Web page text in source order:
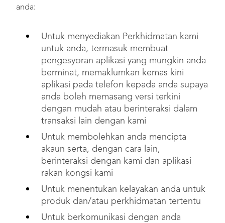
anda:
Untuk menyediakan Perkhidmatan kami
untuk anda, termasuk membuat
pengesyoran aplikasi yang mungkin anda
berminat, memaklumkan kemas kini
aplikasi pada telefon kepada anda supaya
anda boleh memasang versi terkini
dengan mudah atau berinteraksi dalam
transaksi lain dengan kami
Untuk membolehkan anda mencipta
akaun serta, dengan cara lain,
berinteraksi dengan kami dan aplikasi
rakan kongsi kami
Untuk menentukan kelayakan anda untuk
produk dan/atau perkhidmatan tertentu
Untuk berkomunikasi dengan anda